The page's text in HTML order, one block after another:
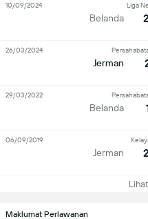
Maklumat Perlawanan
Belanda
Liga
10/09/2024
Jerman
26/03/2024
Belanda
29/03/2022
Jerman
06/09/2019
Lihat